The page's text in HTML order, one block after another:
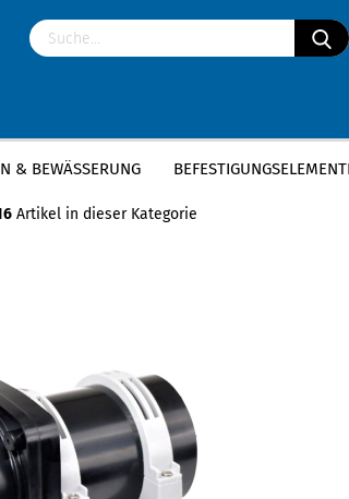
& BEWÄSSERUNG
Pumpen » Einbaupumpe Eco-Tec2 10000
Artikel in dieser Kategorie